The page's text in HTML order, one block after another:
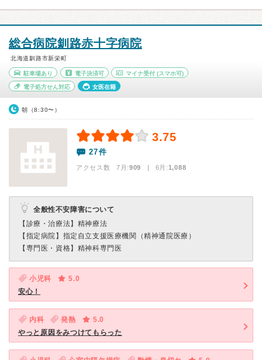
総合病院釧路赤十字病院
北海道釧路市新栄町
駐車場あり 電子決済可 マイナ受付 (スマホ可)
電子処方せん対応 女医在籍
朝（8:30〜）
3.75
27件
アクセス数 7月:909 | 6月:1,088
全般性不安障害について
【診療・治療法】 精神療法
【指定病院】 指定自立支援医療機関（精神通院医療）
【専門医・資格】 精神科専門医
小児科
5.0
安心！
内科 発熱
5.0
やっと原因をみつけてもらった